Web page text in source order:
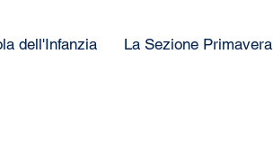
dell'Infanzia La Sezione Primavera